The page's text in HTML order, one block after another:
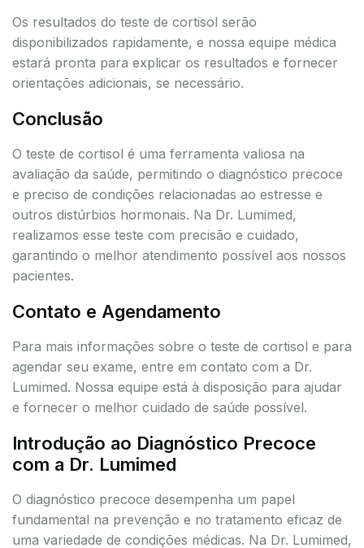
Os resultados do teste de cortisol serão
disponibilizados rapidamente, e nossa equipe médica
estará pronta para explicar os resultados e fornecer
orientações adicionais, se necessário.
Conclusão
O teste de cortisol é uma ferramenta valiosa na
avaliação da saúde, permitindo o diagnóstico precoce
e preciso de condições relacionadas ao estresse e
outros distúrbios hormonais. Na Dr. Lumimed,
realizamos esse teste com precisão e cuidado,
garantindo o melhor atendimento possível aos nossos
pacientes.
Contato e Agendamento
Para mais informações sobre o teste de cortisol e para
agendar seu exame, entre em contato com a Dr.
Lumimed. Nossa equipe está à disposição para ajudar
e fornecer o melhor cuidado de saúde possível.
Introdução ao Diagnóstico Precoce
com a Dr. Lumimed
O diagnóstico precoce desempenha um papel
fundamental na prevenção e no tratamento eficaz de
uma variedade de condições médicas. Na Dr. Lumimed,